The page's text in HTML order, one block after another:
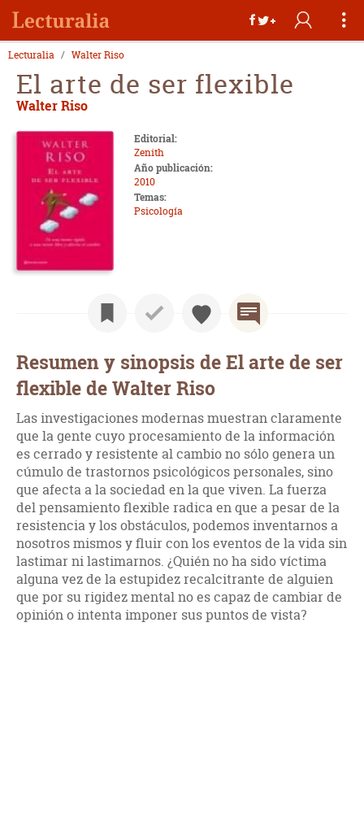
Lecturalia Walter Riso
El arte de ser flexible
Walter Riso
Editorial:
Zenith
Año publicación:
2010
Temas:
Psicología
Resumen y sinopsis de El arte de ser
flexible de Walter Riso
Las investigaciones modernas muestran claramente
que la gente cuyo procesamiento de la información
es cerrado y resistente al cambio no sólo genera un
cúmulo de trastornos psicológicos personales, sino
que afecta a la sociedad en la que viven. La fuerza
del pensamiento flexible radica en que a pesar de la
resistencia y los obstáculos, podemos inventarnos a
nosotros mismos y fluir con los eventos de la vida sin
lastimar ni lastimarnos. ¿Quién no ha sido víctima
alguna vez de la estupidez recalcitrante de alguien
que por su rigidez mental no es capaz de cambiar de
opinión o intenta imponer sus puntos de vista?